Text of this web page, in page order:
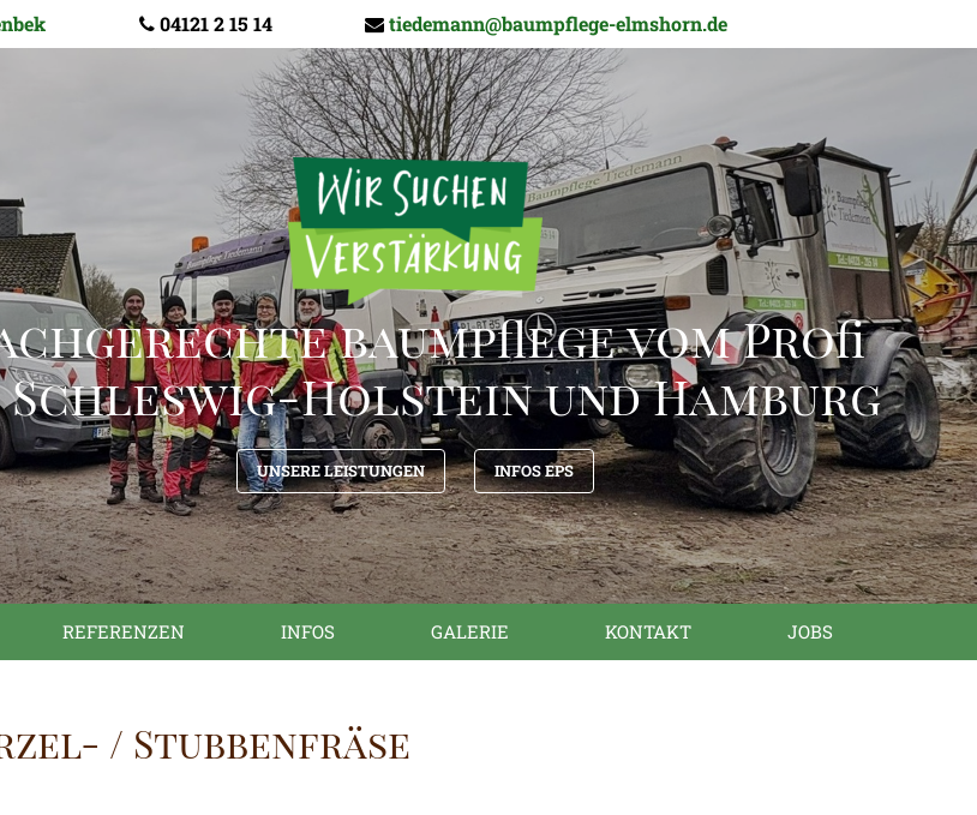
04121 2 15 14 tiedemann@baumpflege-elmshorn.de
baumpflege vom Profi
Holstein und Hamburg
UNSERE LEISTUNGEN INFOS EPS
REFERENZEN INFOS GALERIE KONTAKT JOBS
/ Stubbenfräse